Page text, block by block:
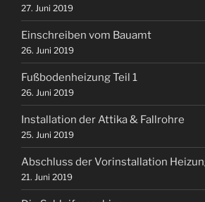
27. Juni 2019
Einschreiben vom Bauamt
26. Juni 2019
Fußbodenheizung Teil 1
26. Juni 2019
Installation der Attika & Fallrohre
25. Juni 2019
Abschluss der Vorinstallation
21. Juni 2019